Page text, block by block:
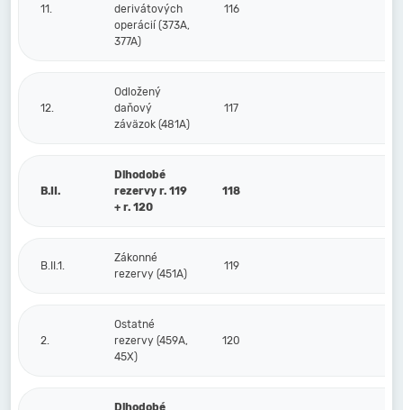
11.
derivátových
operácií (373A,
377A)
116
12.
Odložený
daňový
záväzok (481A)
117
B.II.
Dlhodobé
rezervy r. 119
+ r. 120
118
B.II.1.
Zákonné
rezervy (451A)
119
2.
Ostatné
rezervy (459A,
45X)
120
Dlhodobé